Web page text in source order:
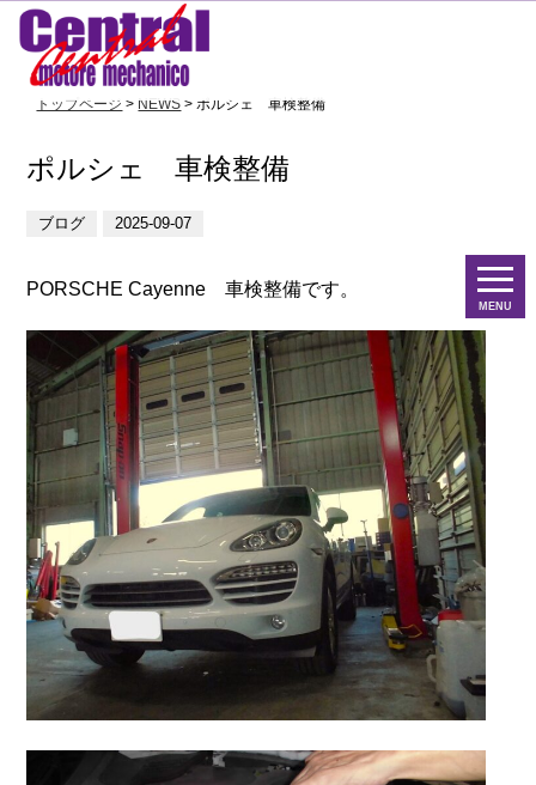
MENU
トップページ > NEWS > ポルシェ 車検整備
ポルシェ 車検整備
ブログ 2025-09-07
PORSCHE Cayenne 車検整備です。